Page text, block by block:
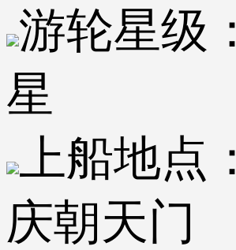
游轮星级：
星
上船地点：
庆朝天门